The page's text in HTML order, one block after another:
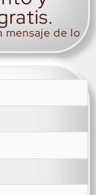
mensaje de lo